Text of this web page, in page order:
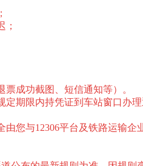
；
成功截图、短信通知等）。
期限内持凭证到车站窗口办理
您与12306平台及铁路运输